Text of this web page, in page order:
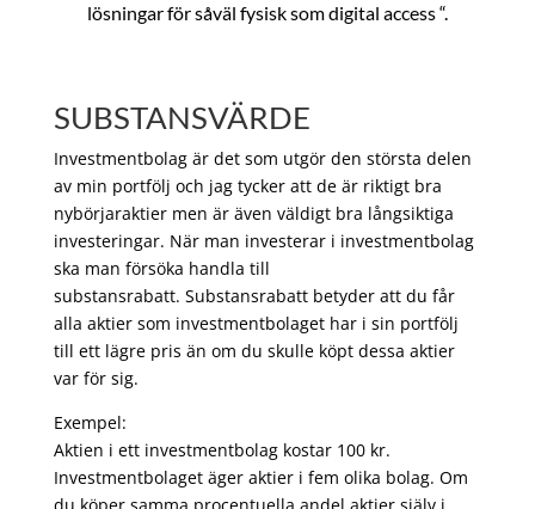
lösningar för såväl fysisk som digital access “.
SUBSTANSVÄRDE
Investmentbolag är det som utgör den största delen
av min portfölj och jag tycker att de är riktigt bra
nybörjaraktier men är även väldigt bra långsiktiga
investeringar. När man investerar i investmentbolag
ska man försöka handla till
substansrabatt. Substansrabatt betyder att du får
alla aktier som investmentbolaget har i sin portfölj
till ett lägre pris än om du skulle köpt dessa aktier
var för sig.
Exempel:
Aktien i ett investmentbolag kostar 100 kr.
Investmentbolaget äger aktier i fem olika bolag. Om